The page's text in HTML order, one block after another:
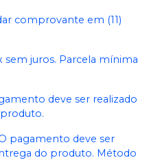
comprovante em (11)
sem juros. Parcela mínima
deve ser realizado
pagamento deve ser
do produto. Método